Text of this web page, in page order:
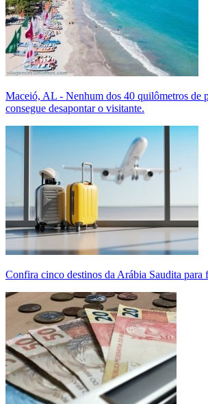
Maceió, AL - Nenhum dos 40 quilômetros de
consegue desapontar o visitante.
Confira cinco destinos da Arábia Saudita para